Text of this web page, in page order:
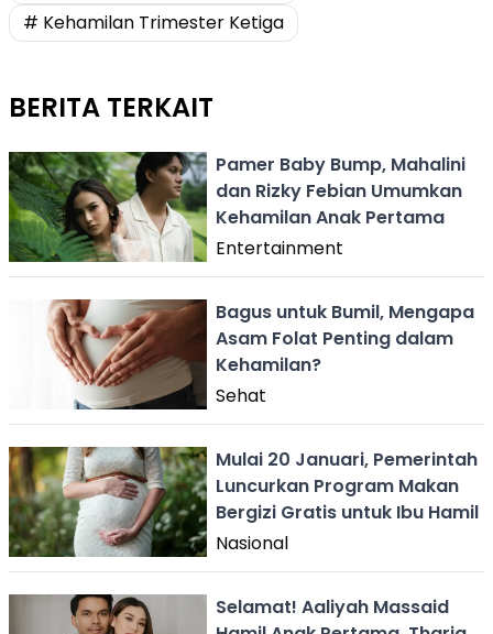
# Kehamilan Trimester Ketiga
BERITA TERKAIT
Pamer Baby Bump, Mahalini
dan Rizky Febian Umumkan
Kehamilan Anak Pertama
Entertainment
Bagus untuk Bumil, Mengapa
Asam Folat Penting dalam
Kehamilan?
Sehat
Mulai 20 Januari, Pemerintah
Luncurkan Program Makan
Bergizi Gratis untuk Ibu Hamil
Nasional
Selamat! Aaliyah Massaid